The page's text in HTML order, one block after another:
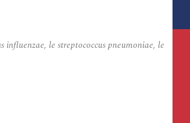
influenzae, le streptococcus pneumoniae, le